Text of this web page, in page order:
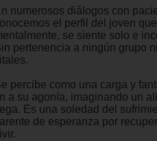
numerosos diálogos con
el perfil del joven
se siente solo e
pertenencia a ningún grupo
percibe como una carga y
a su agonía, imaginando un
llega. Es una soledad del
de esperanza por